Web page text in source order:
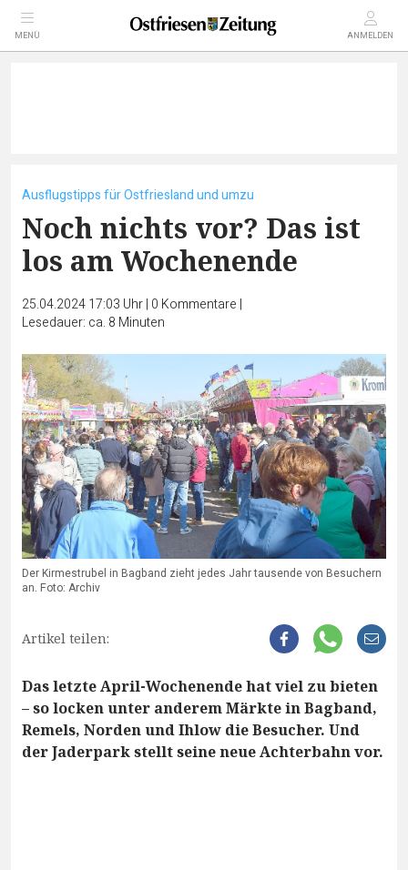
MENÜ ANMELDEN
Ausflugstipps für Ostfriesland und umzu
Noch nichts vor? Das ist
los am Wochenende
25.04.2024 17:03 Uhr| 0 Kommentare |
Lesedauer: ca. 8 Minuten
Der Kirmestrubel in Bagband zieht jedes Jahr tausende von Besuchern
an. Foto: Archiv
Artikel teilen:
Das letzte April-Wochenende hat viel zu bieten
– so locken unter anderem Märkte in Bagband,
Remels, Norden und Ihlow die Besucher. Und
der Jaderpark stellt seine neue Achterbahn vor.